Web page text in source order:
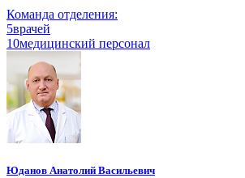
Команда отделения:
5врачей
10медицинский персонал
Юданов Анатолий Васильевич